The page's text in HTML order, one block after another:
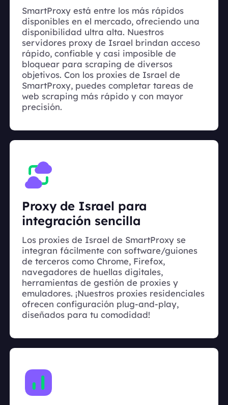
SmartProxy está entre los más rápidos
disponibles en el mercado, ofreciendo una
disponibilidad ultra alta. Nuestros
servidores proxy de Israel brindan acceso
rápido, confiable y casi imposible de
bloquear para scraping de diversos
objetivos. Con los proxies de Israel de
SmartProxy, puedes completar tareas de
web scraping más rápido y con mayor
precisión.
Proxy de Israel para
integración sencilla
Los proxies de Israel de SmartProxy se
integran fácilmente con software/guiones
de terceros como Chrome, Firefox,
navegadores de huellas digitales,
herramientas de gestión de proxies y
emuladores. ¡Nuestros proxies residenciales
ofrecen configuración plug-and-play,
diseñados para tu comodidad!